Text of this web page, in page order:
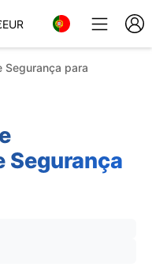
EUR
Segurança para
Segurança